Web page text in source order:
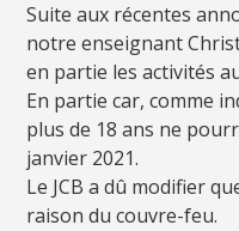
Suite aux récentes
notre enseignant
en partie les activités
En partie car, comme
plus de 18 ans ne
janvier 2021.
Le JCB a dû modifier
raison du couvre-feu.